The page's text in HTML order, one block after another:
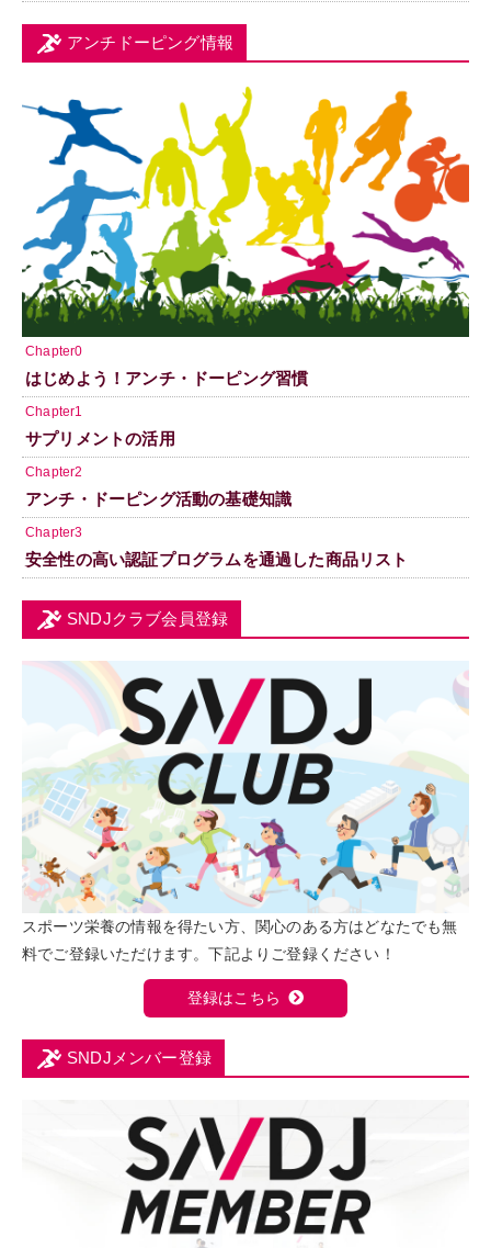
アンチドーピング情報
Chapter0
はじめよう！アンチ・ドーピング習慣
Chapter1
サプリメントの活用
Chapter2
アンチ・ドーピング活動の基礎知識
Chapter3
安全性の高い認証プログラムを通過した商品リスト
SNDJクラブ会員登録
スポーツ栄養の情報を得たい方、関心のある方はどなたでも無
料でご登録いただけます。下記よりご登録ください！
登録はこちら
SNDJメンバー登録